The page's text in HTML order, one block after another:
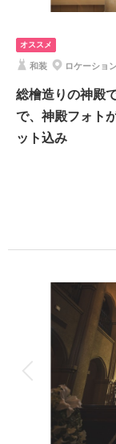
承ください。）
クチュールナオコだか
ングドレスでフォトウ
通りや西公園など宮城
※土日祝、ナイト撮
移動タクシー代、会
オススメ
和装 ロケーショ
総檜造りの神殿
で、神殿フォト
ット込み
着付け
家族と撮影
ご家族のお衣裳レン